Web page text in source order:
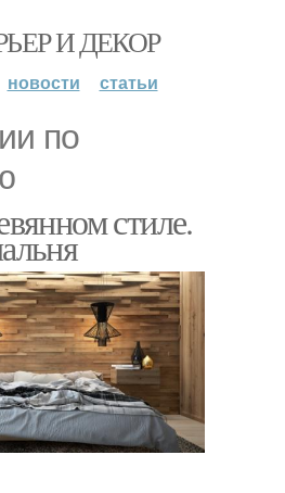
И ДЕКОР
новости статьи
по
стиле.